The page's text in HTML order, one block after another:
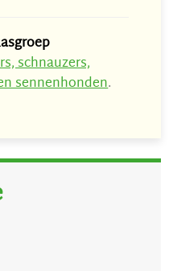
schnauzers,
sennenhonden.